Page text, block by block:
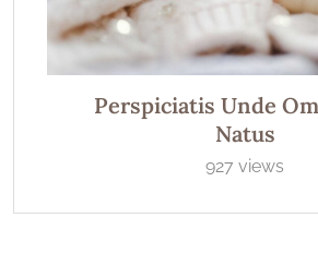
Perspiciatis Unde
Natus
927 views